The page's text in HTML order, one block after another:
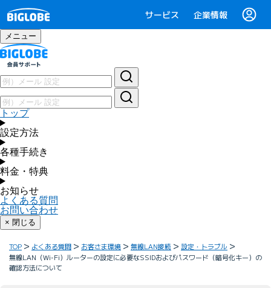
サービス 企業情報
メニュー
トップ
設定方法
各種手続き
料金・特典
お知らせ
よくある質問
お問い合わせ
× 閉じる
TOP よくある質問 お客さま環境 無線LAN接続
設定・トラブル
無線LAN（Wi-Fi）ルーターの設定に必要なSSIDおよびパスワード（暗号化キー）の
確認方法について